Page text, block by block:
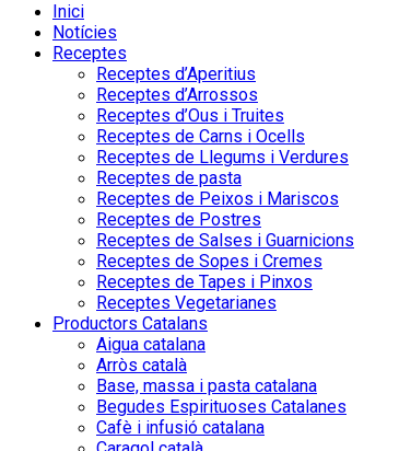
Inici
Notícies
Receptes
Receptes d’Aperitius
Receptes d’Arrossos
Receptes d’Ous i Truites
Receptes de Carns i Ocells
Receptes de Llegums i Verdures
Receptes de pasta
Receptes de Peixos i Mariscos
Receptes de Postres
Receptes de Salses i Guarnicions
Receptes de Sopes i Cremes
Receptes de Tapes i Pinxos
Receptes Vegetarianes
Productors Catalans
Aigua catalana
Arròs català
Base, massa i pasta catalana
Begudes Espirituoses Catalanes
Cafè i infusió catalana